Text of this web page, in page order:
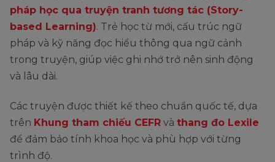
pháp học qua truyện tranh tương tác (Story-
based Learning). Trẻ học từ mới, cấu trúc ngữ
pháp và kỹ năng đọc hiểu thông qua ngữ cảnh
trong truyện, giúp việc ghi nhớ trở nên sinh động
và lâu dài.
Các truyện được thiết kế theo chuẩn quốc tế, dựa
trên Khung tham chiếu CEFR và thang đo Lexile
để đảm bảo tính khoa học và phù hợp với từng
trình độ.